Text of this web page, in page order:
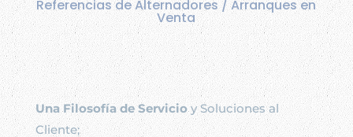
Referencias de Alternadores / Arranques en
Venta
Una Filosofía de Servicioy Soluciones al
Cliente;